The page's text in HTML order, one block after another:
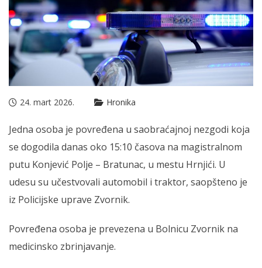
24. mart 2026. Hronika
Jedna osoba je povređena u saobraćajnoj nezgodi koja
se dogodila danas oko 15:10 časova na magistralnom
putu Konjević Polje – Bratunac, u mestu Hrnjići. U
udesu su učestvovali automobil i traktor, saopšteno je
iz Policijske uprave Zvornik.
Povređena osoba je prevezena u Bolnicu Zvornik na
medicinsko zbrinjavanje.